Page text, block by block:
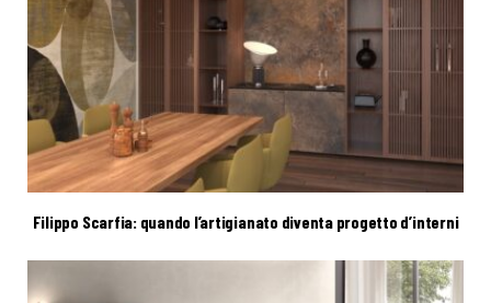
Filippo Scarfia: quando l’artigianato diventa progetto d’interni